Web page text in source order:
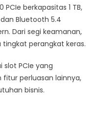
berkapasitas 1 TB,
Bluetooth 5.4
Dari segi keamanan,
tingkat perangkat keras.
PCIe yang
perluasan lainnya,
bisnis.